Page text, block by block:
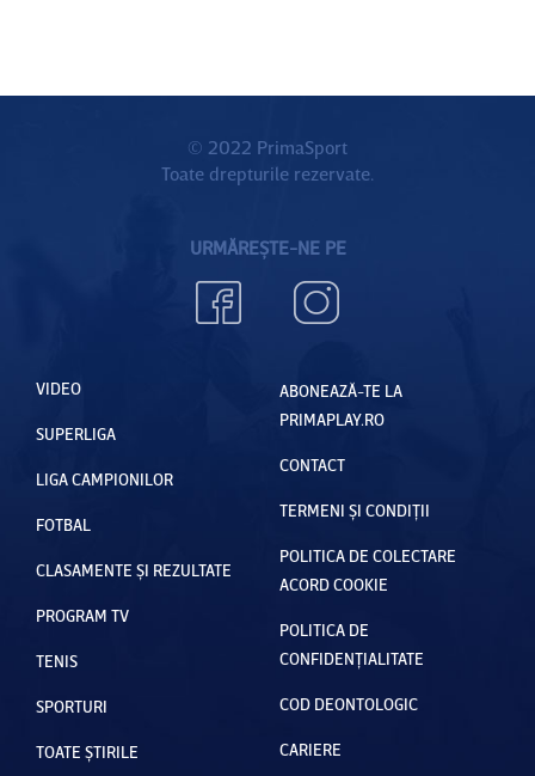
© 2022 PrimaSport
Toate drepturile rezervate.
URMĂREȘTE-NE PE
VIDEO
SUPERLIGA
LIGA CAMPIONILOR
FOTBAL
CLASAMENTE ȘI REZULTATE
PROGRAM TV
TENIS
SPORTURI
TOATE ȘTIRILE
ABONEAZĂ-TE LA
PRIMAPLAY.RO
CONTACT
TERMENI ȘI CONDIȚII
POLITICA DE COLECTARE
ACORD COOKIE
POLITICA DE
CONFIDENȚIALITATE
COD DEONTOLOGIC
CARIERE